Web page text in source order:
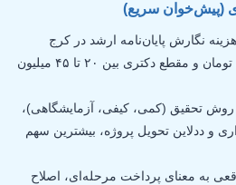
(پیش‌خوان سریع)
هزینه نگارش پایان‌نامه ارشد در کرج
معمولاً بین ۸ تا ۱۶ میلیون تومان و مقطع دکتری بین ۲۰ تا ۴۵ میلیون
روش تحقیق (کمی، کیفی، آزمایشگاهی)،
و ددلاین تحویل پروژه، بیشترین سهم
به معنای پرداخت مرحله‌ای، اصلاح